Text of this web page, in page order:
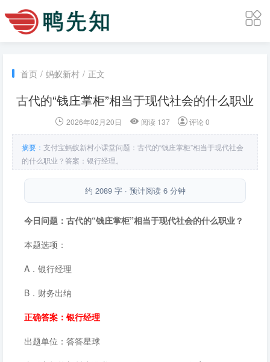
首页 / 蚂蚁新村 / 正文
古代的“钱庄掌柜”相当于现代社会的什么职业
2026年02月20日 阅读 137 评论 0
摘要： 支付宝蚂蚁新村小课堂问题：古代的“钱庄掌柜”相当于现代社会
的什么职业？答案：银行经理。
约 2089 字 · 预计阅读 6 分钟
今日问题：古代的“钱庄掌柜”相当于现代社会的什么职业？
本题选项：
A．银行经理
B．财务出纳
正确答案：银行经理
出题单位：答答星球